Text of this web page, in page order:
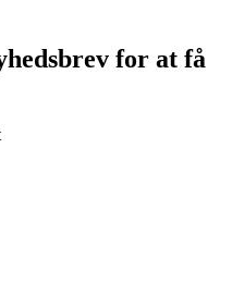
for at få